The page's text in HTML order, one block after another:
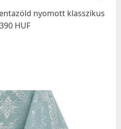
nyomott klasszikus
HUF